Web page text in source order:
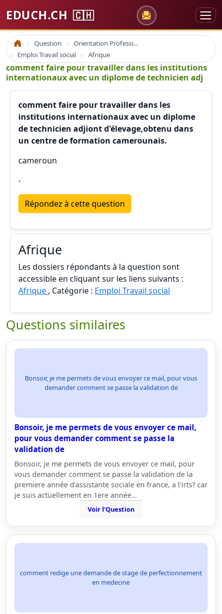
EDUCH.CH 🇨🇭
Accueil Question
Orientation Professionnelle
Emploi Travail social
Afrique
comment faire pour travailler dans les institutions
internationaux avec un diplome de technicien adj
comment faire pour travailler dans les
institutions internationaux avec un diplome
de technicien adjiont d'élevage,obtenu dans
un centre de formation camerounais.
cameroun
-
Répondez à cette question
Afrique
Les dossiers répondants à la question sont
accessible en cliquant sur les liens suivants :
Afrique , Catégorie : Emploi Travail social
Questions similaires
Bonsoir, je me permets de vous envoyer ce mail, pour vous
demander comment se passe la validation de
Bonsoir, je me permets de vous envoyer ce mail,
pour vous demander comment se passe la
validation de
Bonsoir, je me permets de vous envoyer ce mail, pour
vous demander comment se passe la validation de la
premiere année d'assistante sociale en france, a l'irts? car
je suis actuellement en 1ere année…
Voir l'Question
comment redige une demande de stage de perfectionnement
en medecine